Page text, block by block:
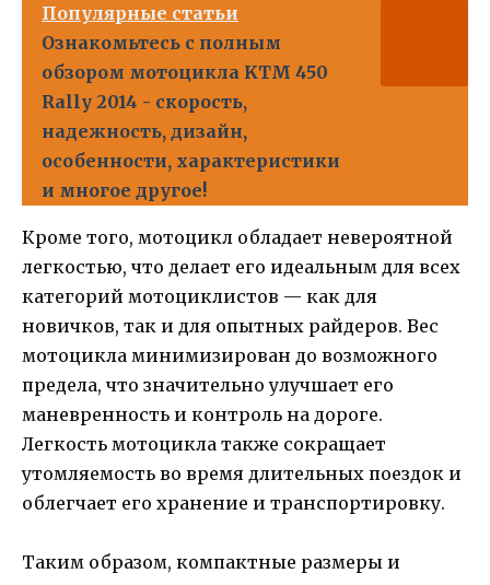
Популярные статьи
Ознакомьтесь с полным
обзором мотоцикла KTM 450
Rally 2014 - скорость,
надежность, дизайн,
особенности, характеристики
и многое другое!
Кроме того, мотоцикл обладает невероятной
легкостью, что делает его идеальным для всех
категорий мотоциклистов — как для
новичков, так и для опытных райдеров. Вес
мотоцикла минимизирован до возможного
предела, что значительно улучшает его
маневренность и контроль на дороге.
Легкость мотоцикла также сокращает
утомляемость во время длительных поездок и
облегчает его хранение и транспортировку.
Таким образом, компактные размеры и